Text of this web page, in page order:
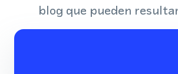
blog que pueden